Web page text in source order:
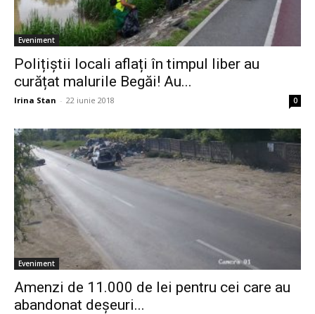
Eveniment
Polițiștii locali aflați în timpul liber au
curățat malurile Begăi! Au...
Irina Stan - 22 iunie 2018 0
Eveniment
Amenzi de 11.000 de lei pentru cei care au
abandonat deşeuri...